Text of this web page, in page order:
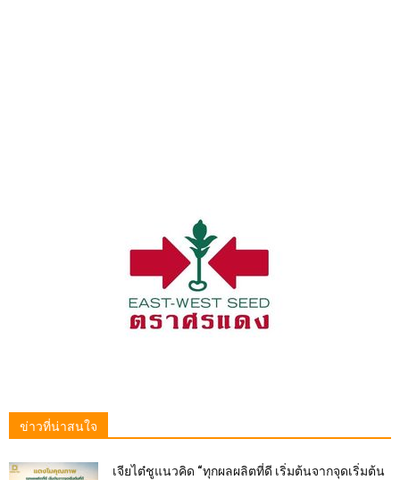
ข่าวที่น่าสนใจ
เจียไต๋ชูแนวคิด “ทุกผลผลิตที่ดี เริ่มต้นจากจุดเริ่มต้น